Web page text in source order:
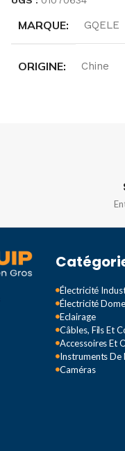
MARQUE GQELE
ORIGINE Chine
50/
Électricité
Électricité
Eclairage
Câbles, Fils Et
Accessoires Et
Instruments De
Caméras